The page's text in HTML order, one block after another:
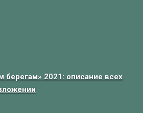
берегам» 2021: описание всех